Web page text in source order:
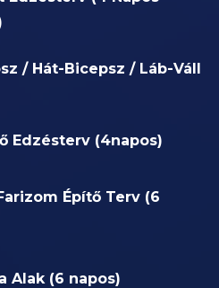
/ Hát-Bicepsz / Láb-Váll
Edzésterv (4napos)
Építő Terv (6
Alak (6 napos)